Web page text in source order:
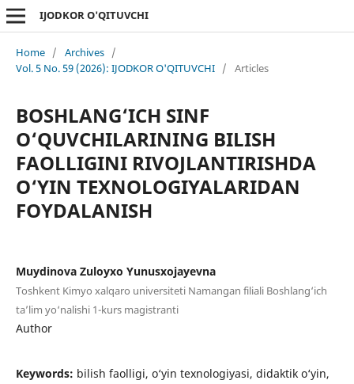
IJODKOR O'QITUVCHI
Home / Archives /
Vol. 5 No. 59 (2026): IJODKOR O'QITUVCHI / Articles
BOSHLANG‘ICH SINF
O‘QUVCHILARINING BILISH
FAOLLIGINI RIVOJLANTIRISHDA
O‘YIN TEXNOLOGIYALARIDAN
FOYDALANISH
Muydinova Zuloyxo Yunusxojayevna
Toshkent Kimyo xalqaro universiteti Namangan filiali Boshlang‘ich
ta’lim yo‘nalishi 1-kurs magistranti
Author
Keywords: bilish faolligi, o‘yin texnologiyasi, didaktik o‘yin,